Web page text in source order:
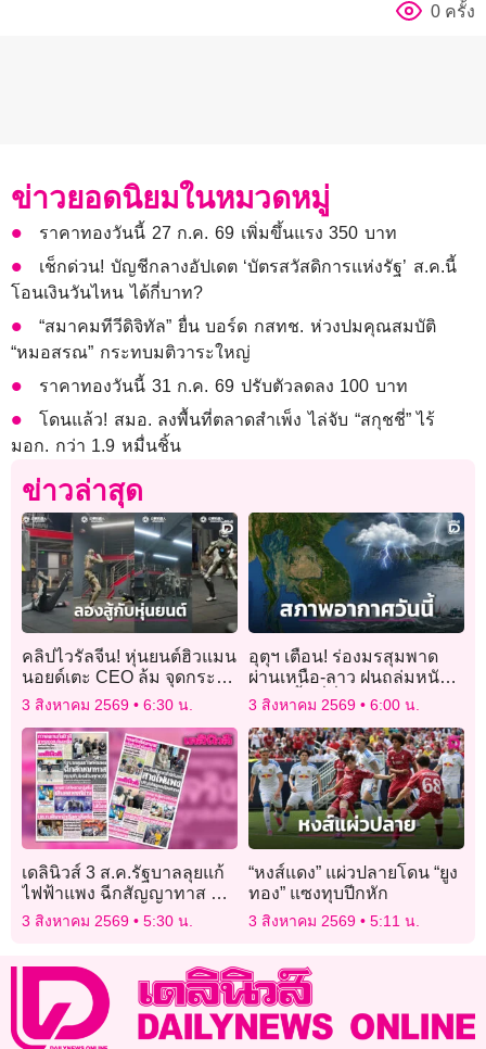
0 ครั้ง
ข่าวยอดนิยมในหมวดหมู่
ราคาทองวันนี้ 27 ก.ค. 69 เพิ่มขึ้นแรง 350 บาท
เช็กด่วน! บัญชีกลางอัปเดต ‘บัตรสวัสดิการแห่งรัฐ’ ส.ค.นี้
โอนเงินวันไหน ได้กี่บาท?
“สมาคมทีวีดิจิทัล” ยื่น บอร์ด กสทช. ห่วงปมคุณสมบัติ
“หมอสรณ” กระทบมติวาระใหญ่
ราคาทองวันนี้ 31 ก.ค. 69 ปรับตัวลดลง 100 บาท
โดนแล้ว! สมอ. ลงพื้นที่ตลาดสำเพ็ง ไล่จับ “สกุชชี่” ไร้
มอก. กว่า 1.9 หมื่นชิ้น
ข่าวล่าสุด
คลิปไวรัลจีน! หุ่นยนต์ฮิวแมน
นอยด์เตะ CEO ล้ม จุดกระแส
การพัฒนาหุ่นยนต์ยุคใหม่
3 สิงหาคม 2569 6:30 น.
อุตุฯ เตือน! ร่องมรสุมพาด
ผ่านเหนือ-ลาว ฝนถล่มหนัก
หลายพื้นที่ทั่วไทย
3 สิงหาคม 2569 6:00 น.
เดลินิวส์ 3 ส.ค.รัฐบาลลุยแก้
ไฟฟ้าแพง ฉีกสัญญาทาส คุย
ปรับใหม่ในทุก10ปี
3 สิงหาคม 2569 5:30 น.
“หงส์แดง” แผ่วปลายโดน “ยูง
ทอง” แซงทุบปีกหัก
3 สิงหาคม 2569 5:11 น.